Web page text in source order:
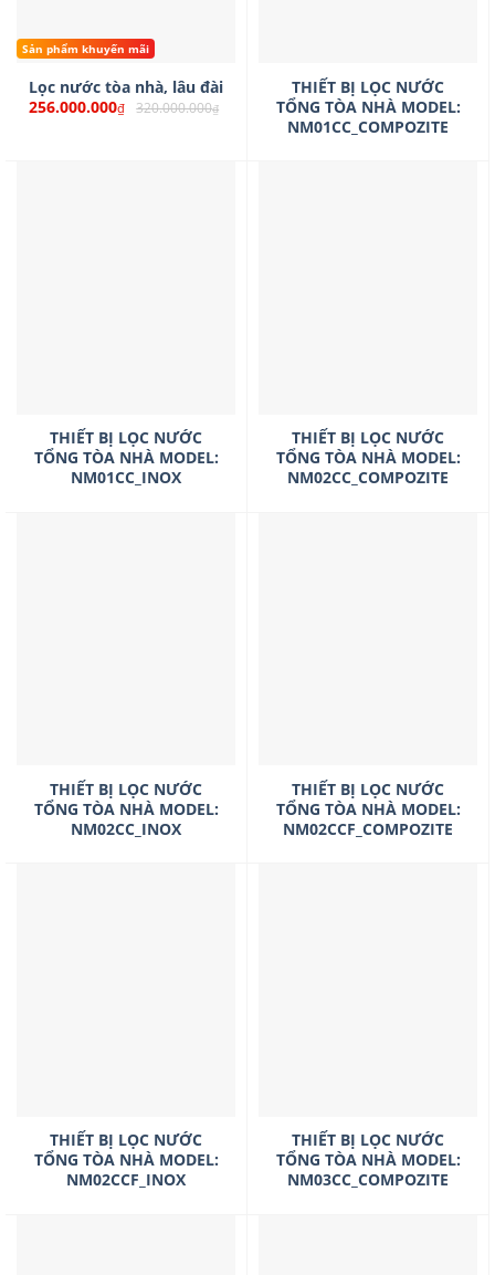
Sản phẩm khuyến mãi
Lọc nước tòa nhà, lâu đài
256.000.000₫ 320.000.000₫
THIẾT BỊ LỌC NƯỚC
TỔNG TÒA NHÀ MODEL:
NM01CC_COMPOZITE
THIẾT BỊ LỌC NƯỚC
TỔNG TÒA NHÀ MODEL:
NM01CC_INOX
THIẾT BỊ LỌC NƯỚC
TỔNG TÒA NHÀ MODEL:
NM02CC_COMPOZITE
THIẾT BỊ LỌC NƯỚC
TỔNG TÒA NHÀ MODEL:
NM02CC_INOX
THIẾT BỊ LỌC NƯỚC
TỔNG TÒA NHÀ MODEL:
NM02CCF_COMPOZITE
THIẾT BỊ LỌC NƯỚC
TỔNG TÒA NHÀ MODEL:
NM02CCF_INOX
THIẾT BỊ LỌC NƯỚC
TỔNG TÒA NHÀ MODEL:
NM03CC_COMPOZITE